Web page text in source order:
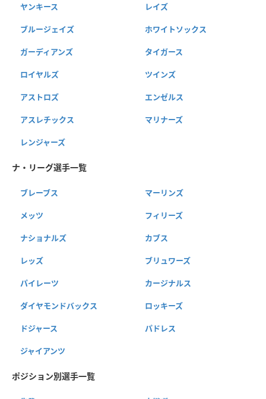
ヤンキース レイズ
ブルージェイズ ホワイトソックス
ガーディアンズ タイガース
ロイヤルズ ツインズ
アストロズ エンゼルス
アスレチックス マリナーズ
レンジャーズ
ナ・リーグ選手一覧
ブレーブス マーリンズ
メッツ フィリーズ
ナショナルズ カブス
レッズ ブリュワーズ
パイレーツ カージナルス
ダイヤモンドバックス ロッキーズ
ドジャース パドレス
ジャイアンツ
ポジション別選手一覧